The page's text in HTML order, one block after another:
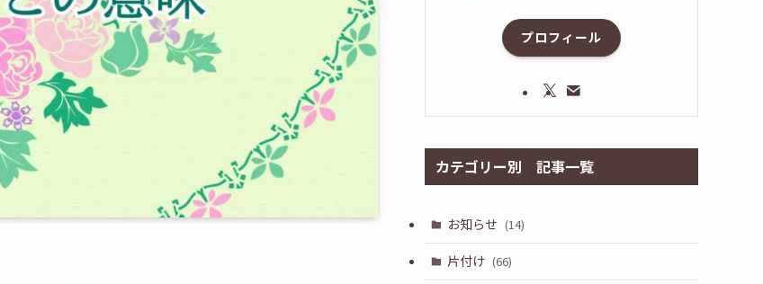
プロフィール
カテゴリー別 記事一覧
お知らせ (14)
片付け (66)